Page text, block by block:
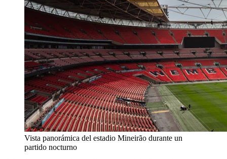
Vista panorámica del estadio Mineirão durante un
partido nocturno